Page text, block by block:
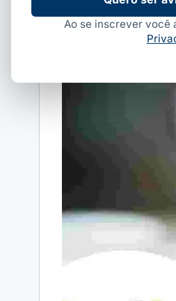
Ao se inscrever você